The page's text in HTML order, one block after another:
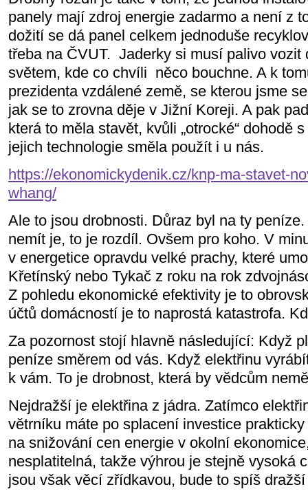
panely mají zdroj energie zadarmo a není z
dožití se dá panel celkem jednoduše
třeba na ČVUT. Jaderky si musí palivo vozit
světem, kde co chvíli něco bouchne. A k
prezidenta vzdálené země, se kterou jsme
jak se to zrovna děje v Jižní Koreji. A pak
která to měla stavět, kvůli „otrocké“ dohodě
jejich technologie směla použít i u nás.
https://ekonomickydenik.cz/knp-ma-stavet-
whang/
Ale to jsou drobnosti. Důraz byl na ty
nemít je, to je rozdíl. Ovšem pro koho. V
v energetice opravdu velké prachy, které
Křetínský nebo Tykač z roku na rok
Z pohledu ekonomické efektivity je to
účtů domácností je to naprostá katastrofa.
Za pozornost stojí hlavně následující: Když
peníze směrem od vás. Když elektřinu
k vám. To je drobnost, která by vědcům
Nejdražší je elektřina z jádra. Zatímco
větrníku máte po splacení investice
na snižování cen energie v okolní
nesplatitelná, takže výhrou je stejně vysoká
jsou však věcí zřídkavou, bude to spíš